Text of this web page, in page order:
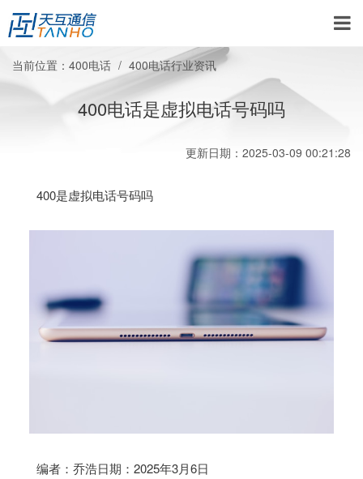
当前位置： 400电话 400电话行业资讯
400电话是虚拟电话号码吗
更新日期：2025-03-09 00:21:28
400是虚拟电话号码吗
编者：乔浩日期：2025年3月6日